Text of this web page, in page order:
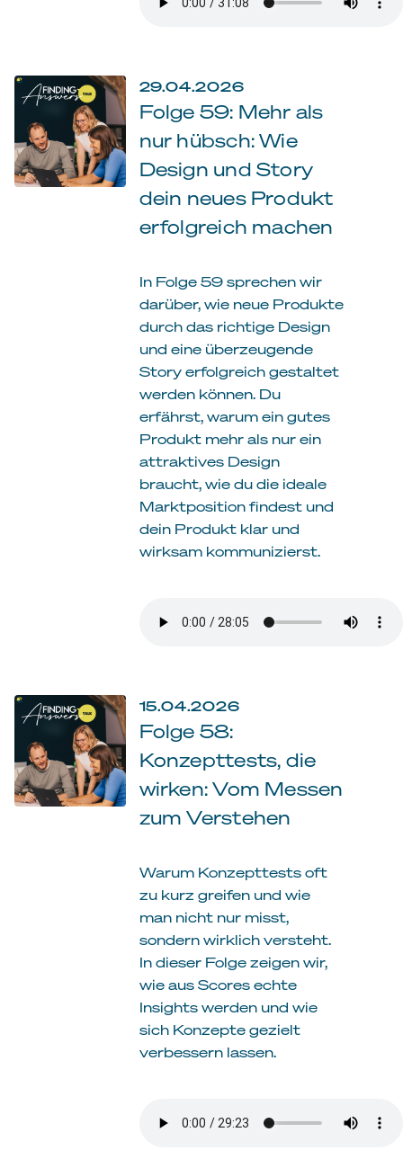
29.04.2026
Folge 59: Mehr als
nur hübsch: Wie
Design und Story
dein neues Produkt
erfolgreich machen
In Folge 59 sprechen wir
darüber, wie neue Produkte
durch das richtige Design
und eine überzeugende
Story erfolgreich gestaltet
werden können. Du
erfährst, warum ein gutes
Produkt mehr als nur ein
attraktives Design
braucht, wie du die ideale
Marktposition findest und
dein Produkt klar und
wirksam kommunizierst.
15.04.2026
Folge 58:
Konzepttests, die
wirken: Vom Messen
zum Verstehen
Warum Konzepttests oft
zu kurz greifen und wie
man nicht nur misst,
sondern wirklich versteht.
In dieser Folge zeigen wir,
wie aus Scores echte
Insights werden und wie
sich Konzepte gezielt
verbessern lassen.